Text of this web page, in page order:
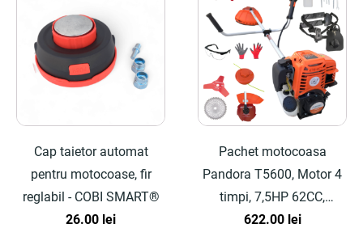
Cap taietor automat
pentru motocoase, fir
reglabil - COBI SMART®
26.00 lei
Pachet motocoasa
Pandora T5600, Motor 4
timpi, 7,5HP 62CC,
9000rpm, 5.6 kW, Kit de
622.00 lei